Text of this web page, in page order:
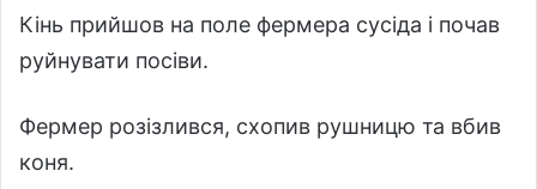
Кінь прийшов на поле фермера сусіда і почав
руйнувати посіви.
Фермер розізлився, схопив рушницю та вбив
коня.